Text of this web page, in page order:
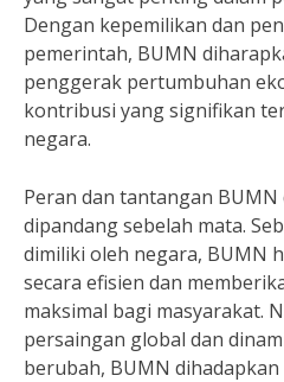
Dengan kepemilikan dan
pemerintah, BUMN
penggerak pertumbuhan
kontribusi yang signifikan
negara.
Peran dan tantangan
dipandang sebelah mata.
dimiliki oleh negara, BUMN
secara efisien dan
maksimal bagi masyarakat.
persaingan global dan
berubah, BUMN